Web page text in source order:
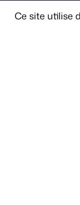
Ce site utilise